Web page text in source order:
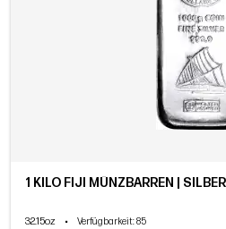
1 KILO FIJI MÜNZBARREN |
32.15oz • Verfügbarkeit: 85